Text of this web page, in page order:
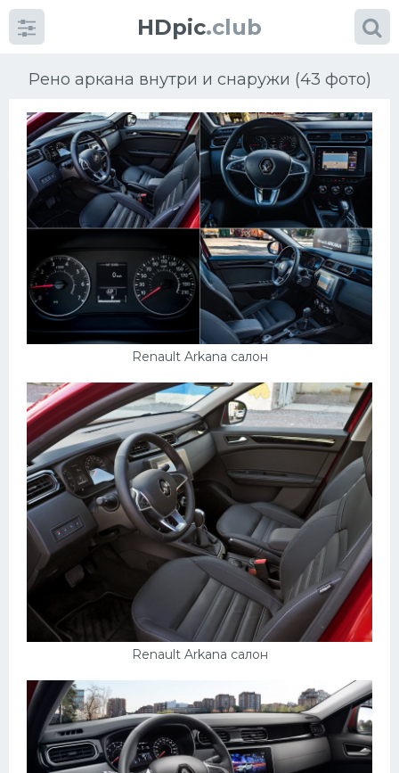
HDpic.club
Рено аркана внутри и снаружи (43 фото)
Renault Arkana салон
Renault Arkana салон
Категории
Разное
Автомобили
Красивые фото машин
Ниссан
Пежо
Ауди
Гараж
Русские авто
Вольво
БМВ
МАЗ
Мерседес
Фольксваген
Лексус